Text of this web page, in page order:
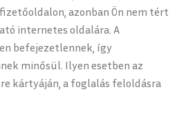
azonban Ön nem tért
internetes oldalára. A
befejezetlennek, így
minősül. Ilyen esetben az
kártyáján, a foglalás feloldásra